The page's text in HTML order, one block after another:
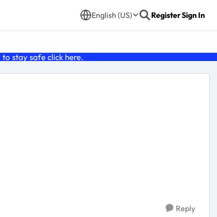
English (US) RegisterSign In
stay safe click here.
Reply